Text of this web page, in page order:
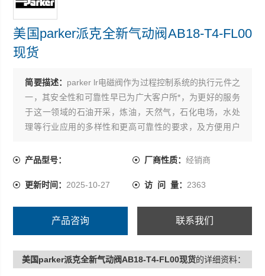
美国parker派克全新气动阀AB18-T4-FL00
现货
简要描述： parker lr电磁阀作为过程控制系统的执行元件之
一，其安全性和可靠性早已为广大客户所*，为更好的服务
于这一领域的石油开采，炼油，天然气，石化电场，水处
理等行业应用的多样性和更高可靠性的要求，及方便用户
现货
产品型号： 厂商性质： 经销商
更新时间： 2025-10-27 访 问 量： 2363
产品咨询 联系我们
美国parker派克全新气动阀AB18-T4-FL00现货的详细资料：